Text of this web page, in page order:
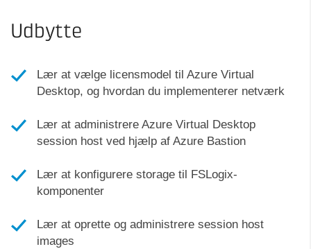
Udbytte
Lær at vælge licensmodel til Azure Virtual
Desktop, og hvordan du implementerer netværk
Lær at administrere Azure Virtual Desktop
session host ved hjælp af Azure Bastion
Lær at konfigurere storage til FSLogix-
komponenter
Lær at oprette og administrere session host
images